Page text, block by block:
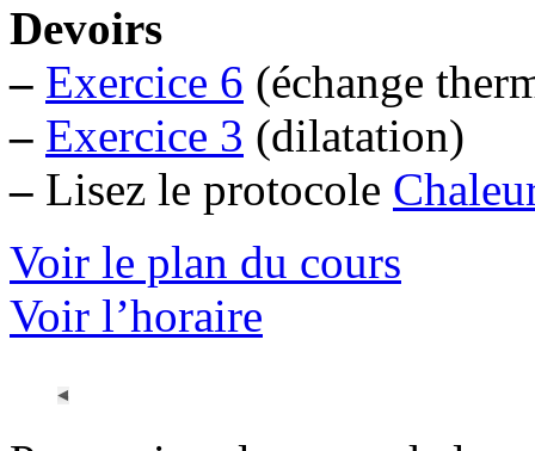
Devoirs
– Exercice 6 (échange
– Exercice 3 (dilatation)
– Lisez le protocole
Voir le plan du cours
Voir l’horaire